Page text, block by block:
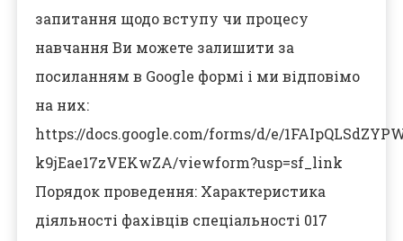
запитання щодо вступу чи процесу
навчання Ви можете залишити за
посиланням в Google формі і ми відповімо
на них:
https://docs.google.com/forms/d/e/
k9jEae17zVEKwZA/viewform?usp=sf_link
Порядок проведення: Характеристика
діяльності фахівців спеціальності 017